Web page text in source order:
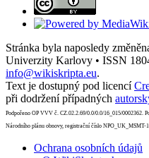
Stránka byla naposledy
Univerzity Karlovy • ISSN
info@wikiskripta.eu.
Text je dostupný pod licencí
při dodržení případných
Podpořeno OP VVV č. CZ.02.2.69/0.0/0.0/16_015/
Národního plánu obnovy, registrační číslo NPO_UK_MSMT-
Ochrana osobních údajů